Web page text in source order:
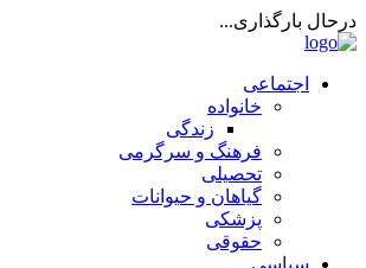
درحال بارگذاری...
اجتماعی
خانواده
زندگی
فرهنگ و سرگرمی
تحصیلی
گیاهان و حیوانات
پزشکی
حقوقی
سیاسی